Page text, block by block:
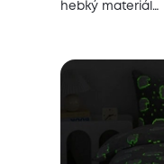
hebký materiál…